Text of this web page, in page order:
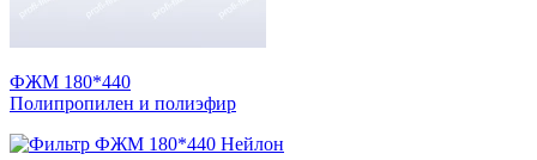
ФЖМ 180*440
Полипропилен и полиэфир